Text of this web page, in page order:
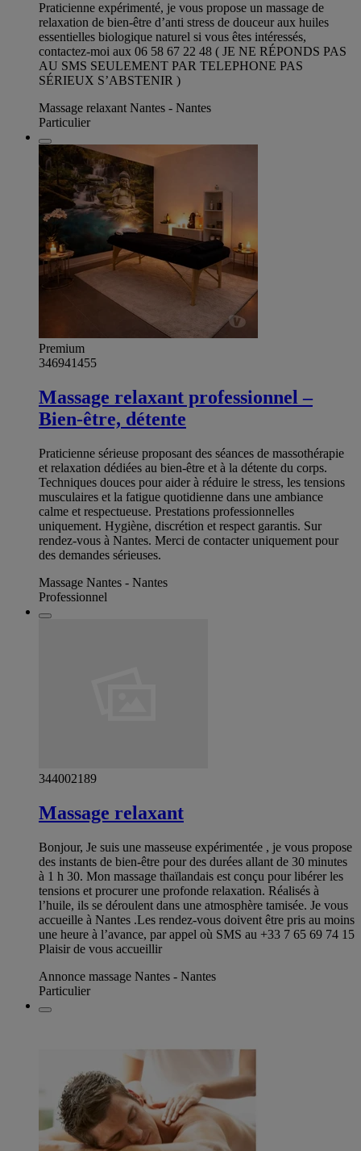
Praticienne expérimenté, je vous propose un massage de
relaxation de bien-être d’anti stress de douceur aux huiles
essentielles biologique naturel si vous êtes intéressés,
contactez-moi aux 06 58 67 22 48 ( JE NE RÉPONDS PAS
AU SMS SEULEMENT PAR TELEPHONE PAS
SÉRIEUX S’ABSTENIR )
Massage relaxant Nantes - Nantes
Particulier
Premium
346941455
Massage relaxant professionnel –
Bien-être, détente
Praticienne sérieuse proposant des séances de massothérapie
et relaxation dédiées au bien-être et à la détente du corps.
Techniques douces pour aider à réduire le stress, les tensions
musculaires et la fatigue quotidienne dans une ambiance
calme et respectueuse. Prestations professionnelles
uniquement. Hygiène, discrétion et respect garantis. Sur
rendez-vous à Nantes. Merci de contacter uniquement pour
des demandes sérieuses.
Massage Nantes - Nantes
Professionnel
344002189
Massage relaxant
Bonjour, Je suis une masseuse expérimentée , je vous propose
des instants de bien-être pour des durées allant de 30 minutes
à 1 h 30. Mon massage thaïlandais est conçu pour libérer les
tensions et procurer une profonde relaxation. Réalisés à
l’huile, ils se déroulent dans une atmosphère tamisée. Je vous
accueille à Nantes .Les rendez-vous doivent être pris au moins
une heure à l’avance, par appel où SMS au +33 7 65 69 74 15
Plaisir de vous accueillir
Annonce massage Nantes - Nantes
Particulier